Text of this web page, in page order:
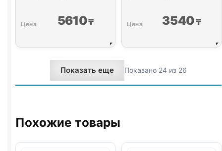
5610₸ 3540₸
Показать еще Показано 24 из 26
Похожие товары